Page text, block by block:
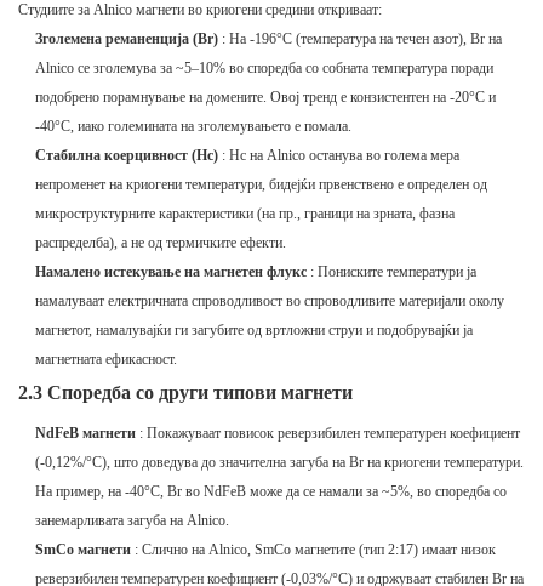
Студиите за Alnico магнети во криогени средини откриваат:
Зголемена реманенција (Br) : На -196°C (температура на течен азот), Br на
Alnico се зголемува за ~5–10% во споредба со собната температура поради
подобрено порамнување на домените. Овој тренд е конзистентен на -20°C и
-40°C, иако големината на зголемувањето е помала.
Стабилна коерцивност (Hc) : Hc на Alnico останува во голема мера
непроменет на криогени температури, бидејќи првенствено е определен од
микроструктурните карактеристики (на пр., граници на зрната, фазна
распределба), а не од термичките ефекти.
Намалено истекување на магнетен флукс : Пониските температури ја
намалуваат електричната спроводливост во спроводливите материјали околу
магнетот, намалувајќи ги загубите од вртложни струи и подобрувајќи ја
магнетната ефикасност.
2.3 Споредба со други типови магнети
NdFeB магнети : Покажуваат повисок реверзибилен температурен коефициент
(-0,12%/°C), што доведува до значителна загуба на Br на криогени температури.
На пример, на -40°C, Br во NdFeB може да се намали за ~5%, во споредба со
занемарливата загуба на Alnico.
SmCo магнети : Слично на Alnico, SmCo магнетите (тип 2:17) имаат низок
реверзибилен температурен коефициент (-0,03%/°C) и одржуваат стабилен Br на